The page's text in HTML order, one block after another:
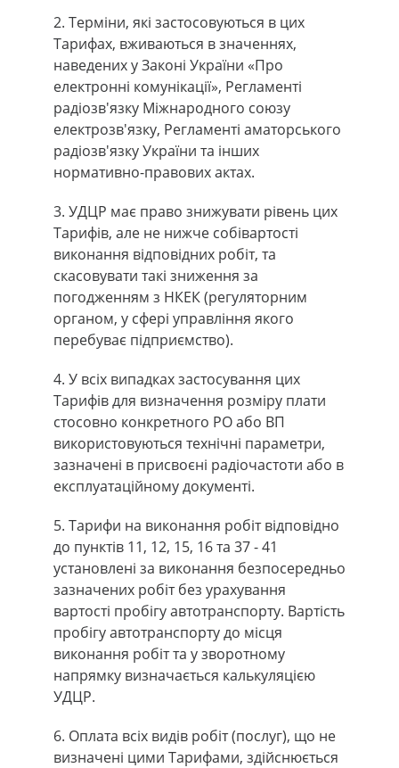
2. Терміни, які застосовуються в цих
Тарифах, вживаються в значеннях,
наведених у Законі України «Про
електронні комунікації», Регламенті
радіозв'язку Міжнародного союзу
електрозв'язку, Регламенті аматорського
радіозв'язку України та інших
нормативно-правових актах.
3. УДЦР має право знижувати рівень цих
Тарифів, але не нижче собівартості
виконання відповідних робіт, та
скасовувати такі зниження за
погодженням з НКЕК (регуляторним
органом, у сфері управління якого
перебуває підприємство).
4. У всіх випадках застосування цих
Тарифів для визначення розміру плати
стосовно конкретного РО або ВП
використовуються технічні параметри,
зазначені в присвоєні радіочастоти або в
експлуатаційному документі.
5. Тарифи на виконання робіт відповідно
до пунктів 11, 12, 15, 16 та 37 - 41
установлені за виконання безпосередньо
зазначених робіт без урахування
вартості пробігу автотранспорту. Вартість
пробігу автотранспорту до місця
виконання робіт та у зворотному
напрямку визначається калькуляцією
УДЦР.
6. Оплата всіх видів робіт (послуг), що не
визначені цими Тарифами, здійснюється